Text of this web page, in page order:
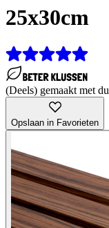
25x30cm
(Deels) gemaakt met
Opslaan in Favorieten